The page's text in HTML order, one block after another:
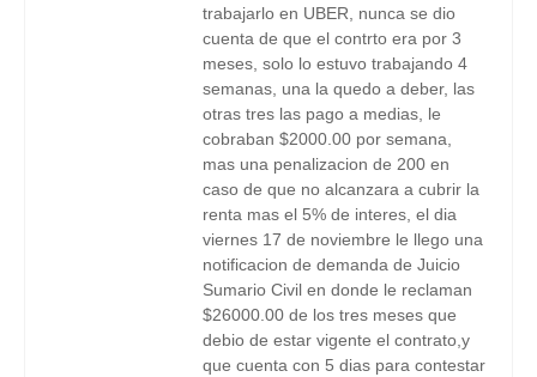
trabajarlo en UBER, nunca se dio
cuenta de que el contrto era por 3
meses, solo lo estuvo trabajando 4
semanas, una la quedo a deber, las
otras tres las pago a medias, le
cobraban $2000.00 por semana,
mas una penalizacion de 200 en
caso de que no alcanzara a cubrir la
renta mas el 5% de interes, el dia
viernes 17 de noviembre le llego una
notificacion de demanda de Juicio
Sumario Civil en donde le reclaman
$26000.00 de los tres meses que
debio de estar vigente el contrato,y
que cuenta con 5 dias para contestar